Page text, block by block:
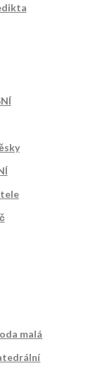
malá